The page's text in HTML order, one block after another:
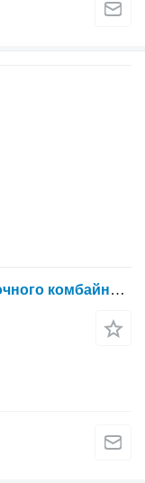
Труба выхлопная для зерноуборочного комбайна Massey Ferguson 7278